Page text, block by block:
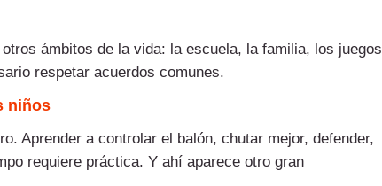
ámbitos de la vida: la escuela, la familia, los juegos
respetar acuerdos comunes.
niños
Aprender a controlar el balón, chutar mejor, defender,
requiere práctica. Y ahí aparece otro gran